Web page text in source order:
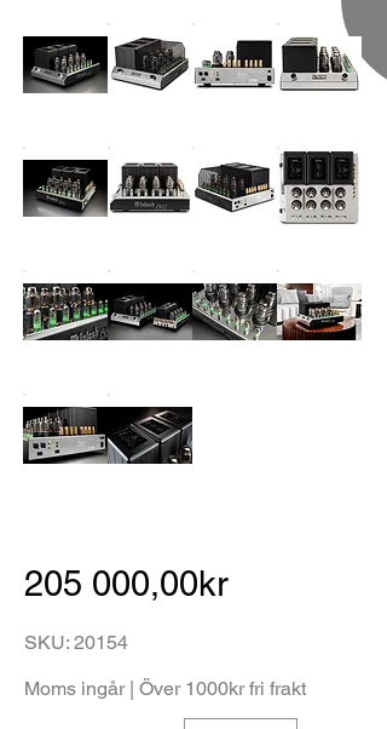
205 000,00kr
SKU: 20154
Moms ingår | Över 1000kr fri frakt